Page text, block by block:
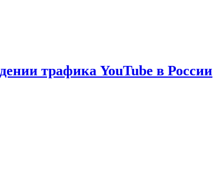
трафика YouTube в России